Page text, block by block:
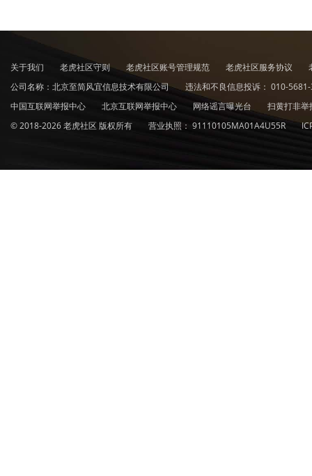
关于我们 老虎社区守则 老虎社区账号管理规范 老虎社区服务协议
公司名称：北京至简风宜信息技术有限公司
违法和不良信息投诉： 010-
中国互联网举报中心
北京互联网举报中心 网络谣言曝光台
扫黄打非
© 2018-2026 老虎社区 版权所有
营业执照： 91110105MA01A4U55R